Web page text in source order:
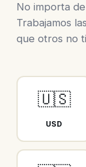
No importa
Trabajamos
que otros no
🇺🇸
USD